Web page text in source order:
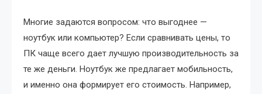
Многие задаются вопросом: что выгоднее —
ноутбук или компьютер? Если сравнивать цены, то
ПК чаще всего дает лучшую производительность за
те же деньги. Ноутбук же предлагает мобильность,
и именно она формирует его стоимость. Например,